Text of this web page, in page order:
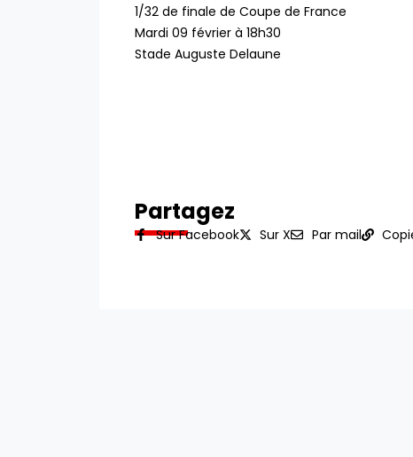
1/32 de finale de Coupe de France
Mardi 09 février à 18h30
Stade Auguste Delaune
Partagez
Sur Facebook Sur X Par mail